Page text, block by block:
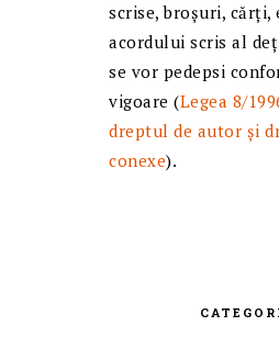
scrise, broșuri, cărți,
acordului scris al
se vor pedepsi
vigoare (Legea 8/
dreptul de autor și
conexe).